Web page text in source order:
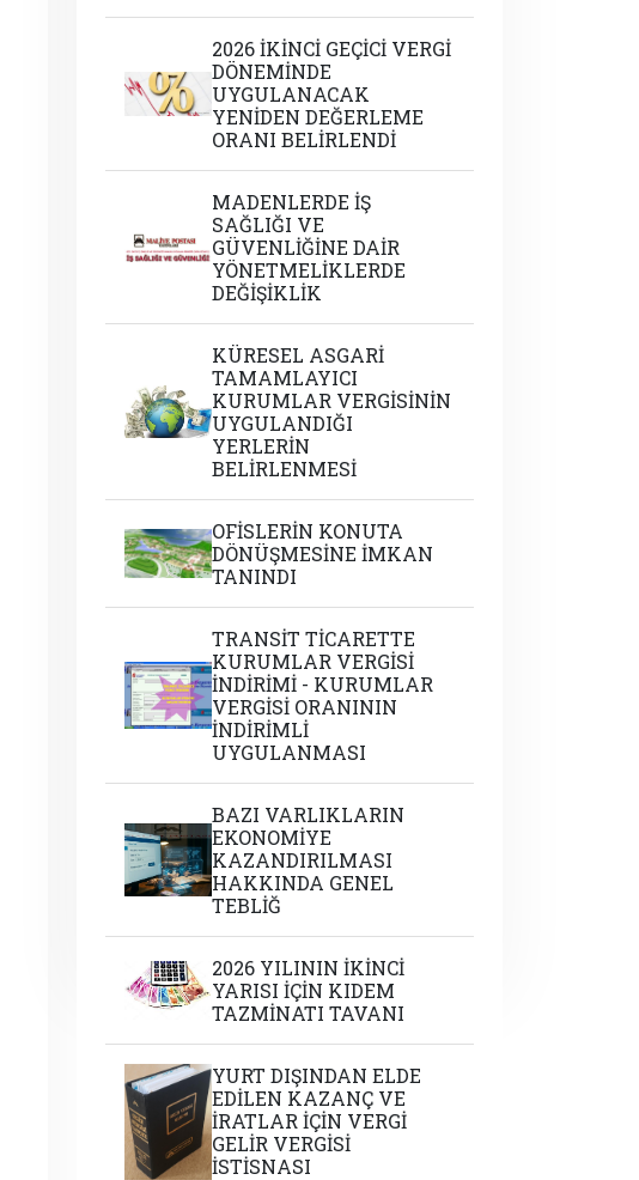
2026 İKİNCİ GEÇİCİ VERGİ
DÖNEMİNDE
UYGULANACAK
YENİDEN DEĞERLEME
ORANI BELİRLENDİ
MADENLERDE İŞ
SAĞLIĞI VE
GÜVENLİĞİNE DAİR
YÖNETMELİKLERDE
DEĞİŞİKLİK
KÜRESEL ASGARİ
TAMAMLAYICI
KURUMLAR VERGİSİNİN
UYGULANDIĞI
YERLERİN
BELİRLENMESİ
OFİSLERİN KONUTA
DÖNÜŞMESİNE İMKAN
TANINDI
TRANSİT TİCARETTE
KURUMLAR VERGİSİ
İNDİRİMİ - KURUMLAR
VERGİSİ ORANININ
İNDİRİMLİ
UYGULANMASI
BAZI VARLIKLARIN
EKONOMİYE
KAZANDIRILMASI
HAKKINDA GENEL
TEBLİĞ
2026 YILININ İKİNCİ
YARISI İÇİN KIDEM
TAZMİNATI TAVANI
YURT DIŞINDAN ELDE
EDİLEN KAZANÇ VE
İRATLAR İÇİN VERGİ
GELİR VERGİSİ
İSTİSNASI